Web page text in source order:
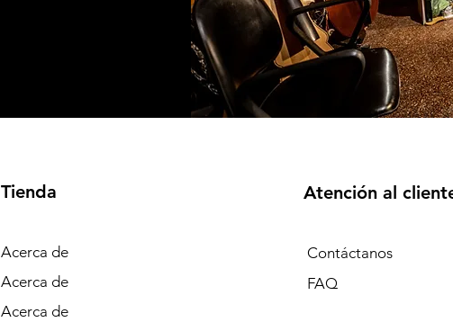
Tienda
Acerca de
Acerca de
Acerca de
Atención al
Contáctanos
FAQ